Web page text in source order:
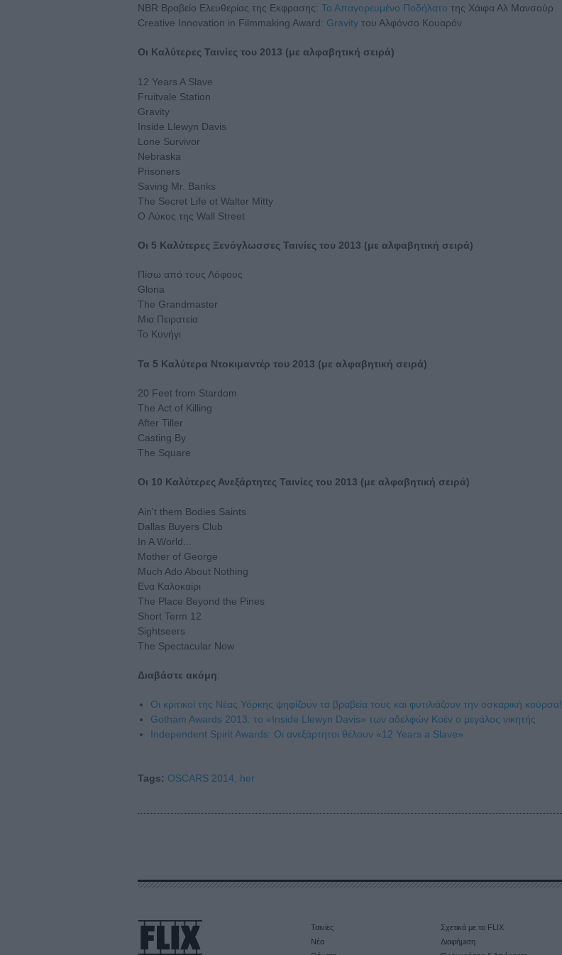
NBR Βραβείο Ελευθερίας της Εκφρασης: Το Απαγορευμένο Ποδήλατο της Χάιφα Αλ Μανσούρ
Creative Innovation in Filmmaking Award: Gravity του Αλφόνσο Κουαρόν
Οι Καλύτερες Ταινίες του 2013 (με αλφαβητική σειρά)
12 Years A Slave
Fruitvale Station
Gravity
Inside Llewyn Davis
Lone Survivor
Nebraska
Prisoners
Saving Mr. Banks
The Secret Life ot Walter Mitty
O Λύκος της Wall Street
Oι 5 Καλύτερες Ξενόγλωσσες Ταινίες του 2013 (με αλφαβητική σειρά)
Πίσω από τους Λόφους
Gloria
The Grandmaster
Μια Πειρατεία
To Κυνήγι
Τα 5 Καλύτερα Ντοκιμαντέρ του 2013 (με αλφαβητική σειρά)
20 Feet from Stardom
The Act of Killing
After Tiller
Casting By
The Square
Oι 10 Καλύτερες Ανεξάρτητες Ταινίες του 2013 (με αλφαβητική σειρά)
Ain't them Bodies Saints
Dallas Buyers Club
In A World...
Mother of George
Much Ado About Nothing
Ενα Καλοκαίρι
The Place Beyond the Pines
Short Term 12
Sightseers
The Spectacular Now
Διαβάστε ακόμη:
Οι κριτικοί της Νέας Υόρκης ψηφίζουν τα βραβεία τους και φυτιλιάζουν την οσκαρική κούρσα!
Gotham Awards 2013: το «Inside Llewyn Davis» των αδελφών Κοέν o μεγάλος νικητής
Independent Spirit Awards: Οι ανεξάρτητοι θέλουν «12 Years a Slave»
Tags: OSCARS 2014, her
Ταινίες
Νέα
Σχετικά με το FLIX
Διαφήμιση